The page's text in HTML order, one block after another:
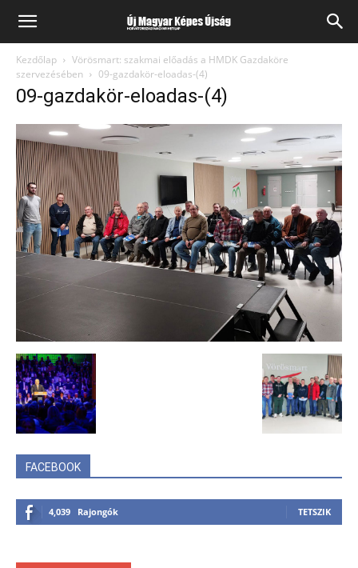
Kezdőlap
Vörösmart: szakmai előadás a HMDK Gazdaköre
szervezésében
09-gazdakör-eloadas-(4)
09-gazdakör-eloadas-(4)
FACEBOOK
4,039 Rajongók TETSZIK